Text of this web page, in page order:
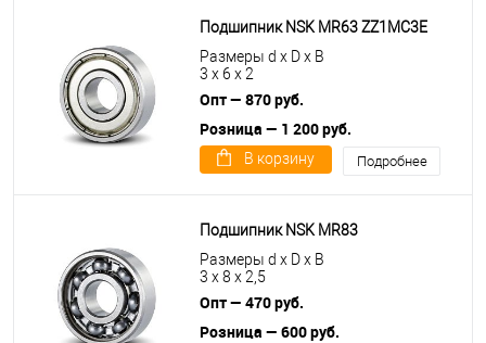
Подшипник NSK MR63 ZZ1MC3E
Размеры d x D x B
3 x 6 x 2
Опт — 870 руб.
Розница — 1 200 руб.
В корзину Подробнее
Подшипник NSK MR83
Размеры d x D x B
3 x 8 x 2,5
Опт — 470 руб.
Розница — 600 руб.